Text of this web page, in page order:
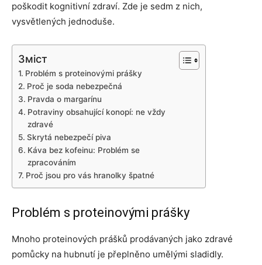
poškodit kognitivní zdraví. Zde je sedm z nich,
vysvětlených jednoduše.
Зміст
Problém s proteinovými prášky
Proč je soda nebezpečná
Pravda o margarínu
Potraviny obsahující konopí: ne vždy
zdravé
Skrytá nebezpečí piva
Káva bez kofeinu: Problém se
zpracováním
Proč jsou pro vás hranolky špatné
Problém s proteinovými prášky
Mnoho proteinových prášků prodávaných jako zdravé
pomůcky na hubnutí je přeplněno umělými sladidly.